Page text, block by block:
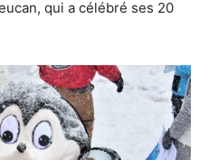
qui a célébré ses 20